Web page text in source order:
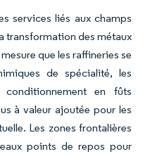
services liés aux champs
transformation des métaux
que les raffineries se
de spécialité, les
en fûts
à valeur ajoutée pour les
Les zones frontalières
points de repos pour